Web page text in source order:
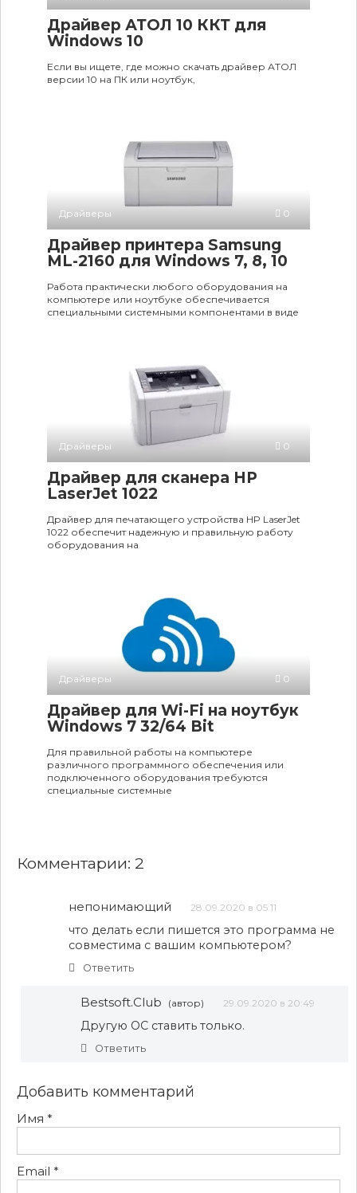
Драйвер АТОЛ 10 ККТ для
Windows 10
Если вы ищете, где можно скачать драйвер АТОЛ
версии 10 на ПК или ноутбук,
Драйверы 0
Драйвер принтера Samsung
ML-2160 для Windows 7, 8, 10
Работа практически любого оборудования на
компьютере или ноутбуке обеспечивается
специальными системными компонентами в виде
Драйверы 0
Драйвер для сканера HP
LaserJet 1022
Драйвер для печатающего устройства HP LaserJet
1022 обеспечит надежную и правильную работу
оборудования на
Драйверы 0
Драйвер для Wi-Fi на ноутбук
Windows 7 32/64 Bit
Для правильной работы на компьютере
различного программного обеспечения или
подключенного оборудования требуются
специальные системные
Комментарии: 2
непонимающий 28.09.2020 в 05:11
что делать если пишется это программа не
совместима с вашим компьютером?
Ответить
Bestsoft.Club (автор) 29.09.2020 в 20:49
Другую ОС ставить только.
Ответить
Добавить комментарий
Имя *
Email *